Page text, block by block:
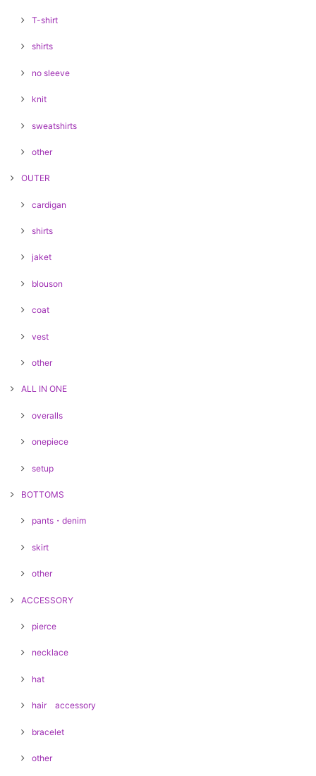
T-shirt
shirts
no sleeve
knit
sweatshirts
other
OUTER
cardigan
shirts
jaket
blouson
coat
vest
other
ALL IN ONE
overalls
onepiece
setup
BOTTOMS
pants・denim
skirt
other
ACCESSORY
pierce
necklace
hat
hair accessory
bracelet
other